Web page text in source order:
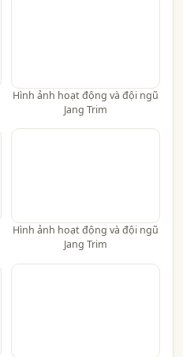
Hình ảnh hoạt động và đội ngũ
Jang Trim
Hình ảnh hoạt động và đội ngũ
Jang Trim